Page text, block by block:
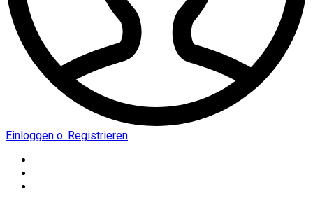
Einloggen o. Registrieren